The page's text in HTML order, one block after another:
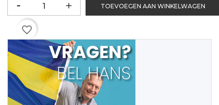
TOEVOEGEN AAN WINKELWAGEN
favorite_border